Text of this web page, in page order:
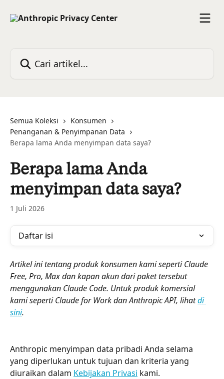
Semua Koleksi
Konsumen
Penanganan & Penyimpanan Data
Berapa lama Anda menyimpan data saya?
Berapa lama Anda
menyimpan data saya?
1 Juli 2026
Daftar isi
Artikel ini tentang produk konsumen kami seperti Claude
Free, Pro, Max dan kapan akun dari paket tersebut
menggunakan Claude Code. Untuk produk komersial
kami seperti Claude for Work dan Anthropic API, lihat di
sini.
Anthropic menyimpan data pribadi Anda selama
yang diperlukan untuk tujuan dan kriteria yang
diuraikan dalam Kebijakan Privasi kami.